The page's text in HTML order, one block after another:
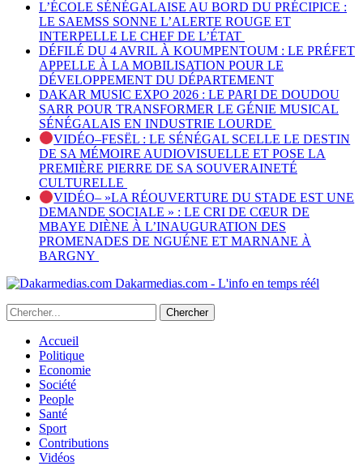
L’ÉCOLE SÉNÉGALAISE AU BORD DU PRÉCIPICE :
LE SAEMSS SONNE L’ALERTE ROUGE ET
INTERPELLE LE CHEF DE L’ÉTAT
DÉFILÉ DU 4 AVRIL À KOUMPENTOUM : LE PRÉFET
APPELLE À LA MOBILISATION POUR LE
DÉVELOPPEMENT DU DÉPARTEMENT
DAKAR MUSIC EXPO 2026 : LE PARI DE DOUDOU
SARR POUR TRANSFORMER LE GÉNIE MUSICAL
SÉNÉGALAIS EN INDUSTRIE LOURDE
VIDÉO–FESËL : LE SÉNÉGAL SCELLE LE DESTIN
DE SA MÉMOIRE AUDIOVISUELLE ET POSE LA
PREMIÈRE PIERRE DE SA SOUVERAINETÉ
CULTURELLE
VIDÉO– »LA RÉOUVERTURE DU STADE EST UNE
DEMANDE SOCIALE » : LE CRI DE CŒUR DE
MBAYE DIÈNE À L’INAUGURATION DES
PROMENADES DE NGUÉNE ET MARNANE À
BARGNY
Dakarmedias.com - L'info en temps réél
Accueil
Politique
Economie
Société
People
Santé
Sport
Contributions
Vidéos